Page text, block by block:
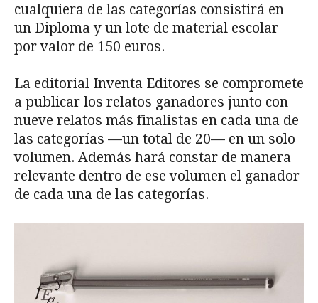
cualquiera de las categorías consistirá en
un Diploma y un lote de material escolar
por valor de 150 euros.
La editorial Inventa Editores se compromete
a publicar los relatos ganadores junto con
nueve relatos más finalistas en cada una de
las categorías —un total de 20— en un solo
volumen. Además hará constar de manera
relevante dentro de ese volumen el ganador
de cada una de las categorías.